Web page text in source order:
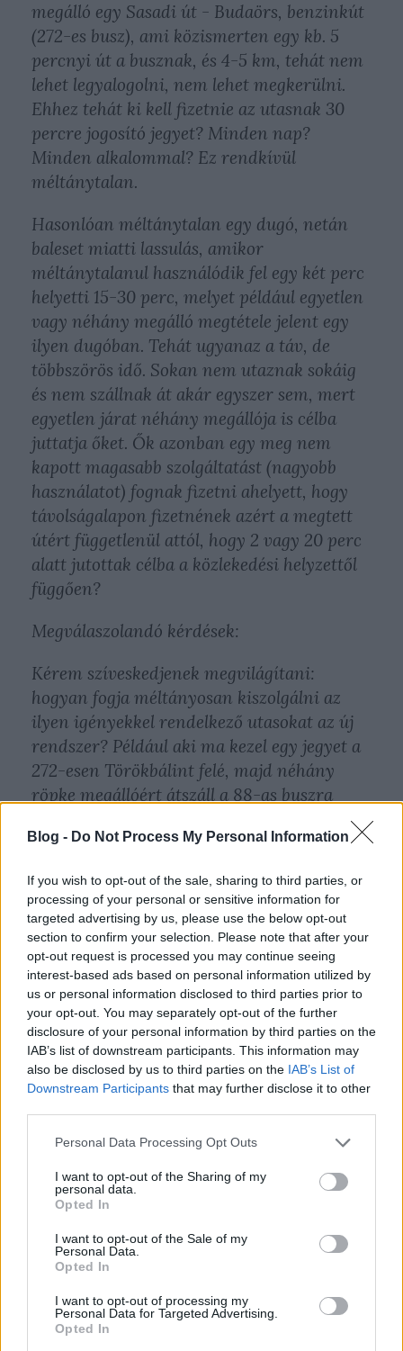
Blog - Do Not Process My Personal Information
If you wish to opt-out of the sale, sharing to third parties, or
processing of your personal or sensitive information for
targeted advertising by us, please use the below opt-out
section to confirm your selection. Please note that after your
opt-out request is processed you may continue seeing
interest-based ads based on personal information utilized by
us or personal information disclosed to third parties prior to
your opt-out. You may separately opt-out of the further
disclosure of your personal information by third parties on the
IAB’s list of downstream participants. This information may
also be disclosed by us to third parties on the IAB’s List of
Downstream Participants that may further disclose it to other
Please note that this website/app uses one or more Google
not limited to your visit or usage behaviour. You may click to
grant or deny consent to Google and its third-party tags to
use your data for below specified purposes in below Google
consent section.
Personal Data Processing Opt Outs
I want to opt-out of the Sharing of my
personal data.
Opted In
I want to opt-out of the Sale of my
Personal Data.
Opted In
I want to opt-out of processing my
Personal Data for Targeted Advertising.
Opted In
megálló egy Sasadi út - Budaörs, benzinkút
(272-es busz), ami közismerten egy kb. 5
percnyi út a busznak, és 4-5 km, tehát nem
lehet legyalogolni, nem lehet megkerülni.
Ehhez tehát ki kell fizetnie az utasnak 30
percre jogosító jegyet? Minden nap?
Minden alkalommal? Ez rendkívül
méltánytalan.
Hasonlóan méltánytalan egy dugó, netán
baleset miatti lassulás, amikor
méltánytalanul használódik fel egy két perc
helyetti 15-30 perc, melyet például egyetlen
vagy néhány megálló megtétele jelent egy
ilyen dugóban. Tehát ugyanaz a táv, de
többszörös idő. Sokan nem utaznak sokáig
és nem szállnak át akár egyszer sem, mert
egyetlen járat néhány megállója is célba
juttatja őket. Ők azonban egy meg nem
kapott magasabb szolgáltatást (nagyobb
használatot) fognak fizetni ahelyett, hogy
távolságalapon fizetnének azért a megtett
útért függetlenül attól, hogy 2 vagy 20 perc
alatt jutottak célba a közlekedési helyzettől
függően?
Megválaszolandó kérdések:
Kérem szíveskedjenek megvilágítani:
hogyan fogja méltányosan kiszolgálni az
ilyen igényekkel rendelkező utasokat az új
rendszer? Például aki ma kezel egy jegyet a
272-esen Törökbálint felé, majd néhány
röpke megállóért átszáll a 88-as buszra
jegyet, még ha az környéki is, és a két
arányban.
Megoldást jelentene-e (ha szükséges) például
egy választható távolságalapú elszámolás
nagyjából a mobiltelefon-prepaid-kártyások
esetéhez hasonlóan, akik havonta
válthatnak az igényeiktől függően?
Amennyiben Önök nem illetékesek a
kérdésben (hasonlóan szégyenteljesen
cégénél van az íróasztal, amely képes volt
három bérletet rendelni egyetlen járat
útvonalának végigutazásához), kérem
szervhez. Tájékoztató válaszukat eljuttatom
a nagyközönséghez is, hogy így egyetlen
levélnek köszönhetően sokan
tájékozódhassanak.